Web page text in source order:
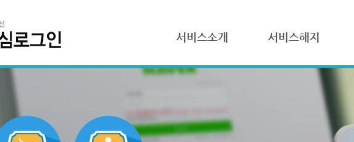
서비스소개 서비스해지